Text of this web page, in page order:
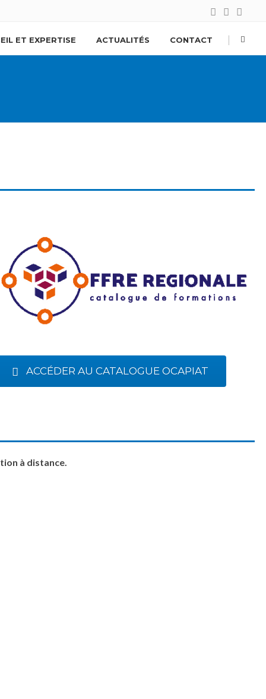
ET EXPERTISE ACTUALITÉS CONTACT |
ACCÉDER AU CATALOGUE OCAPIAT
à distance.